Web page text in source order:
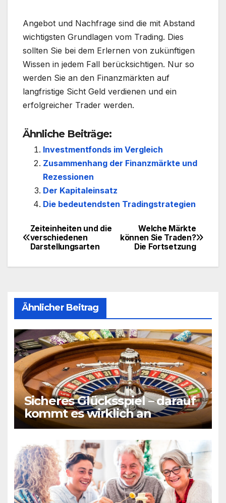
Angebot und Nachfrage sind die mit Abstand
wichtigsten Grundlagen vom Trading. Dies
sollten Sie bei dem Erlernen von zukünftigen
Wissen in jedem Fall berücksichtigen. Nur so
werden Sie an den Finanzmärkten auf
langfristige Sicht Geld verdienen und ein
erfolgreicher Trader werden.
Ähnliche Beiträge:
Investmentfonds im Vergleich
Zusammenhang der Finanzmärkte und
Rezessionen
Der Kapitaleinsatz
Die bedeutendsten Tradingstrategien
BeitragsnavigationWelche Märkte
können Sie Traden?
Die Fortsetzung
Zeiteinheiten und die
verschiedenen
Darstellungsarten
Ähnlicher Beitrag
Sicheres Glücksspiel – darauf
kommt es wirklich an